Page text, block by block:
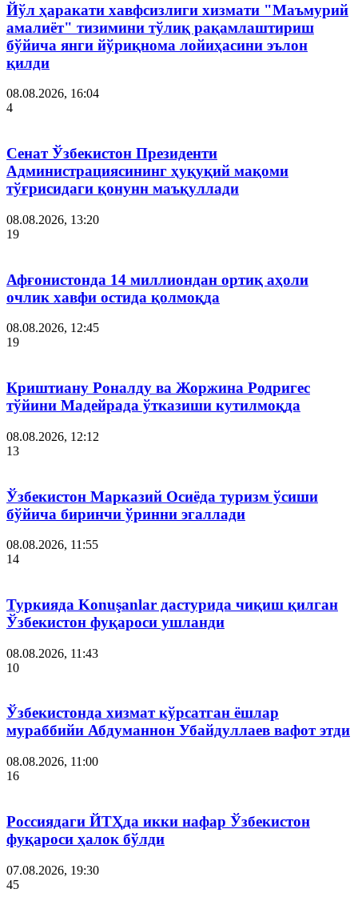
Йўл ҳаракати хавфсизлиги хизмати "Маъмурий
амалиёт" тизимини тўлиқ рақамлаштириш
бўйича янги йўриқнома лойиҳасини эълон
қилди
08.08.2026, 16:04
4
Сенат Ўзбекистон Президенти
Администрациясининг ҳуқуқий мақоми
тўғрисидаги қонунн маъқуллади
08.08.2026, 13:20
19
Афғонистонда 14 миллиондан ортиқ аҳоли
очлик хавфи остида қолмоқда
08.08.2026, 12:45
19
Криштиану Роналду ва Жоржина Родригес
тўйини Мадейрада ўтказиши кутилмоқда
08.08.2026, 12:12
13
Ўзбекистон Марказий Осиёда туризм ўсиши
бўйича биринчи ўринни эгаллади
08.08.2026, 11:55
14
Туркияда Konuşanlar дастурида чиқиш қилган
Ўзбекистон фуқароси ушланди
08.08.2026, 11:43
10
Ўзбекистонда хизмат кўрсатган ёшлар
мураббийи Абдуманнон Убайдуллаев вафот этди
08.08.2026, 11:00
16
Россиядаги ЙТҲда икки нафар Ўзбекистон
фуқароси ҳалок бўлди
07.08.2026, 19:30
45